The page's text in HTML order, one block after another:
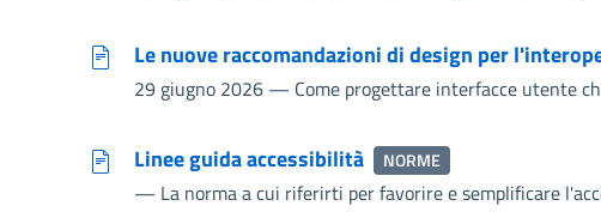
Le nuove raccomandazioni di design per
29 giugno 2026 — Come progettare interfacce utente
Linee guida accessibilità NORME
— La norma a cui riferirti per favorire e semplificare